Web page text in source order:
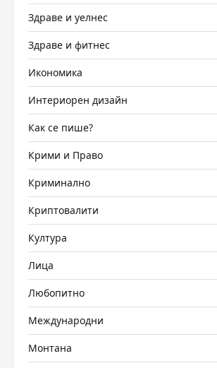
Здраве и уелнес
Здраве и фитнес
Икономика
Интериорен дизайн
Как се пише?
Крими и Право
Криминално
Криптовалити
Култура
Лица
Любопитно
Международни
Монтана